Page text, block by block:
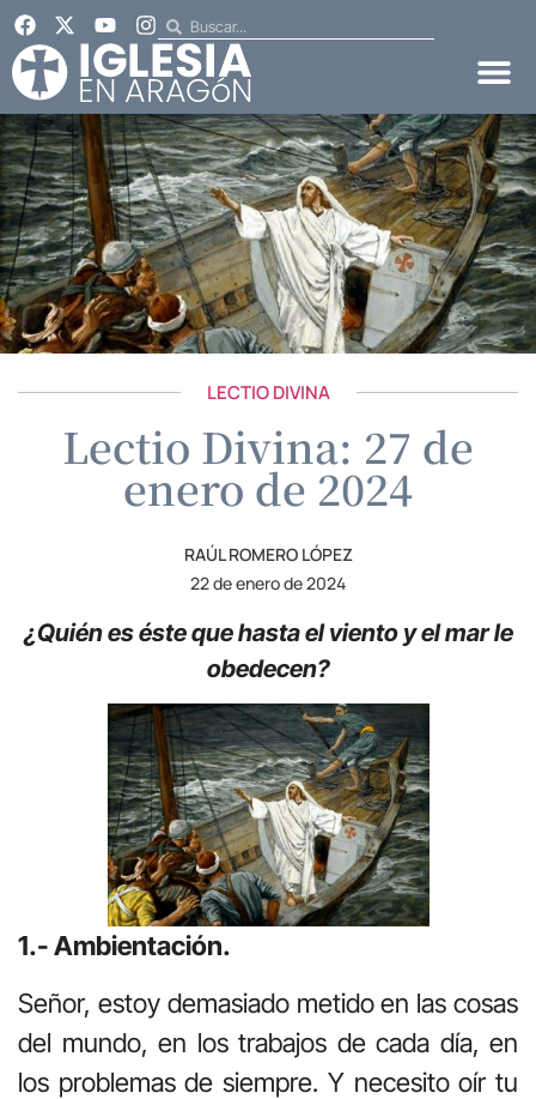
LECTIO DIVINA
Lectio Divina: 27 de
enero de 2024
RAÚL ROMERO LÓPEZ
22 de enero de 2024
¿Quién es éste que hasta el viento y el mar le
obedecen?
1.- Ambientación.
Señor, estoy demasiado metido en las cosas
del mundo, en los trabajos de cada día, en
los problemas de siempre. Y necesito oír tu